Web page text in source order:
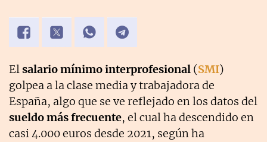
Elsalario mínimo interprofesional (SMI)
golpea a la clase media y trabajadora de
España, algo que se ve reflejado en los datos del
sueldo más frecuente, el cual ha descendido en
casi 4.000 euros desde 2021, según ha